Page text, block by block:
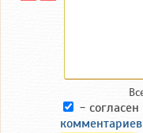
- согласен
комментариев